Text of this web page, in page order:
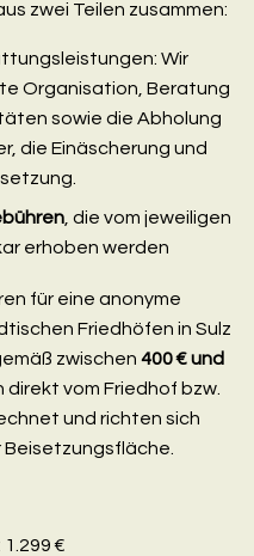
zwei Teilen zusammen:
Wir
Organisation, Beratung
sowie die Abholung
die Einäscherung und
, die vom jeweiligen
erhoben werden
für eine anonyme
Friedhöfen in Sulz
zwischen 400 € und
direkt vom Friedhof bzw.
und richten sich
€